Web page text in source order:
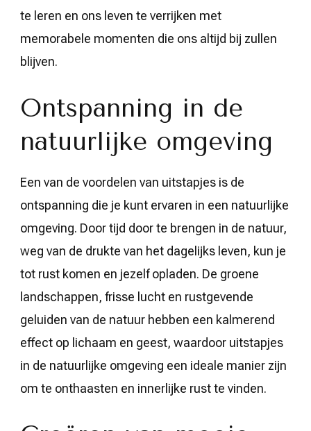
te leren en ons leven te verrijken met
memorabele momenten die ons altijd bij zullen
blijven.
Ontspanning in de
natuurlijke omgeving
Een van de voordelen van uitstapjes is de
ontspanning die je kunt ervaren in een natuurlijke
omgeving. Door tijd door te brengen in de natuur,
weg van de drukte van het dagelijks leven, kun je
tot rust komen en jezelf opladen. De groene
landschappen, frisse lucht en rustgevende
geluiden van de natuur hebben een kalmerend
effect op lichaam en geest, waardoor uitstapjes
in de natuurlijke omgeving een ideale manier zijn
om te onthaasten en innerlijke rust te vinden.